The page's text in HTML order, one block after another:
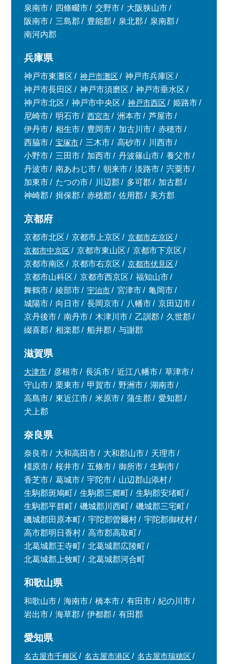
泉南市
四條畷市 交野市
大阪狭山市
阪南市
三島郡 豊能郡 泉北郡
泉南郡
南河内郡
兵庫県
神戸市東灘区 神戸市灘区
神戸市兵庫区
神戸市長田区
神戸市須磨区
神戸市垂水区
神戸市北区
神戸市中央区 神戸市西区
姫路市
尼崎市
明石市 西宮市 洲本市
芦屋市
伊丹市
相生市 豊岡市 加古川市
赤穂市
西脇市
宝塚市 三木市 高砂市
川西市
小野市
三田市 加西市 丹波篠山市
養父市
丹波市
南あわじ市 朝来市 淡路市
宍粟市
加東市
たつの市 川辺郡 多可郡
加古郡
神崎郡
揖保郡 赤穂郡 佐用郡 美方郡
京都府
京都市北区 京都市上京区
京都市左京区
京都市中京区
京都市東山区
京都市下京区
京都市南区
京都市右京区
京都市伏見区
京都市山科区
京都市西京区
福知山市
舞鶴市
綾部市 宇治市 宮津市
亀岡市
城陽市
向日市 長岡京市 八幡市
京田辺市
京丹後市
南丹市 木津川市 乙訓郡
久世郡
綴喜郡
相楽郡 船井郡 与謝郡
滋賀県
大津市 彦根市 長浜市 近江八幡市
草津市
守山市
栗東市 甲賀市 野洲市
湖南市
高島市
東近江市 米原市 蒲生郡
愛知郡
犬上郡
奈良県
奈良市 大和高田市 大和郡山市
天理市
橿原市
桜井市 五條市 御所市
生駒市
香芝市
葛城市 宇陀市
山辺郡山添村
生駒郡斑鳩町
生駒郡三郷町
生駒郡安堵町
生駒郡平群町
磯城郡川西町
磯城郡三宅町
磯城郡田原本町
宇陀郡曽爾村
宇陀郡御杖村
高市郡明日香村
高市郡高取町
北葛城郡王寺町
北葛城郡広陵町
北葛城郡上牧町
北葛城郡河合町
和歌山県
和歌山市 海南市 橋本市 有田市
紀の川市
岩出市
海草郡 伊都郡 有田郡
愛知県
名古屋市千種区 名古屋市港区
名古屋市瑞穂区